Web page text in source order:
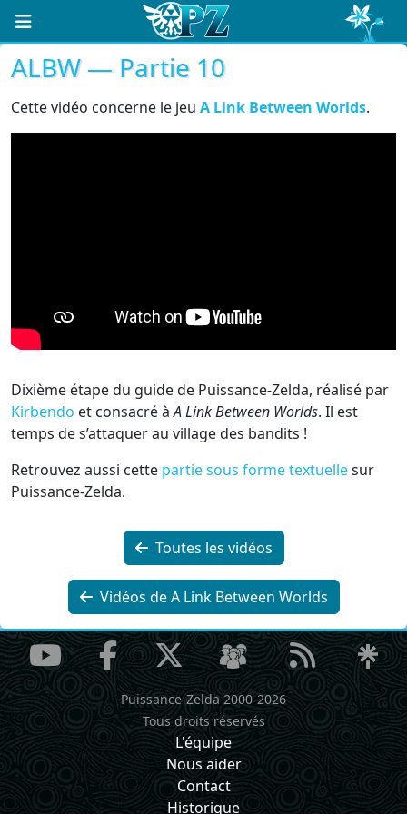
ALBW — Partie 10
Cette vidéo concerne le jeu A Link Between Worlds.
Dixième étape du guide de Puissance-Zelda, réalisé par
Kirbendo et consacré àA Link Between Worlds. Il est
temps de s’attaquer au village des bandits !
Retrouvez aussi cette partie sous forme textuellesur
Puissance-Zelda.
Toutes les vidéos
Vidéos de A Link Between Worlds
Puissance-Zelda 2000-2026
Tous droits réservés
L'équipe
Nous aider
Contact
Historique